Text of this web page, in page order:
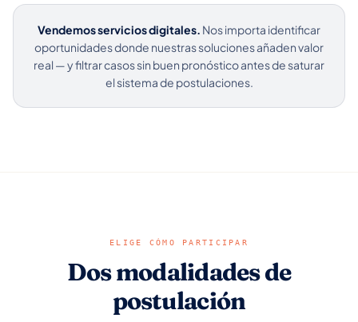
Vendemos servicios digitales. Nos importa identificar
oportunidades donde nuestras soluciones añaden valor
real — y filtrar casos sin buen pronóstico antes de saturar
el sistema de postulaciones.
ELIGE CÓMO PARTICIPAR
Dos modalidades de
postulación